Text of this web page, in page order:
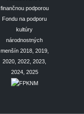
finančnou podporou
Fondu na podporu
kultúry
národnostných
menšín 2018, 2019,
2020, 2022, 2023,
2024, 2025